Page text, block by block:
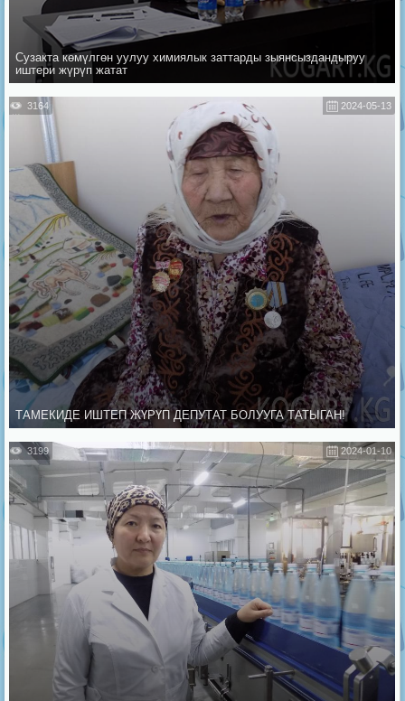
Сузакта көмүлгөн уулуу химиялык заттарды зыянсыздандыруу
иштери жүрүп жатат
2024-05-13
3164
ТАМЕКИДЕ ИШТЕП ЖҮРҮП ДЕПУТАТ БОЛУУГА ТАТЫГАН!
2024-01-10
3199